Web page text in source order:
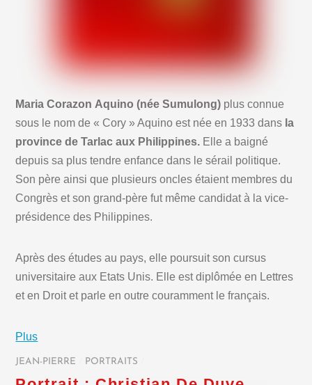
Maria Corazon Aquino (née Sumulong) plus connue
sous le nom de « Cory » Aquino est née en 1933 dans la
province de Tarlac aux Philippines. Elle a baigné
depuis sa plus tendre enfance dans le sérail politique.
Son père ainsi que plusieurs oncles étaient membres du
Congrès et son grand-père fut même candidat à la vice-
présidence des Philippines.
Après des études au pays, elle poursuit son cursus
universitaire aux Etats Unis. Elle est diplômée en Lettres
et en Droit et parle en outre couramment le français.
Plus
JEAN-PIERRE PORTRAITS